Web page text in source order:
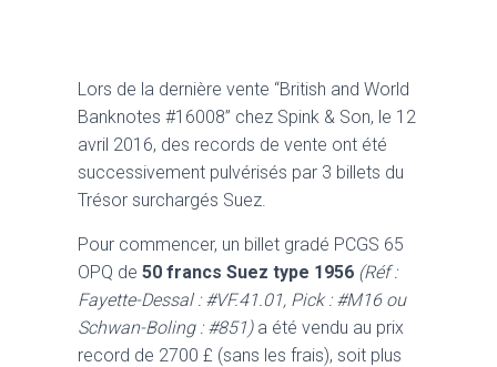
Lors de la dernière vente “British and World
Banknotes #16008” chez Spink & Son, le 12
avril 2016, des records de vente ont été
successivement pulvérisés par 3 billets du
Trésor surchargés Suez.
Pour commencer, un billet gradé PCGS 65
OPQ de 50 francs Suez type 1956 (Réf :
Fayette-Dessal : #VF.41.01, Pick : #M16 ou
Schwan-Boling : #851)a été vendu au prix
record de 2700 £ (sans les frais), soit plus